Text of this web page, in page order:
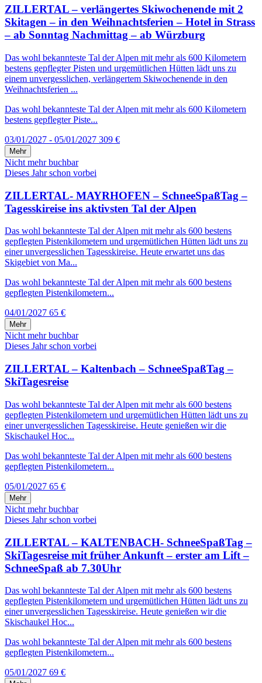
ZILLERTAL – verlängertes Skiwochenende mit 2
Skitagen – in den Weihnachtsferien – Hotel in Strass
– ab Sonntag Nachmittag – ab Würzburg
Das wohl bekannteste Tal der Alpen mit mehr als 600 Kilometern
bestens gepflegter Pisten und urgemütlichen Hütten lädt uns zu
einem unvergesslichen, verlängertem Skiwochenende in den
Weihnachtsferien ...
Das wohl bekannteste Tal der Alpen mit mehr als 600 Kilometern
bestens gepflegter Piste...
03/01/2027 - 05/01/2027 309 €
Mehr
Nicht mehr buchbar
Dieses Jahr schon vorbei
ZILLERTAL- MAYRHOFEN – SchneeSpaßTag –
Tagesskireise ins aktivsten Tal der Alpen
Das wohl bekannteste Tal der Alpen mit mehr als 600 bestens
gepflegten Pistenkilometern und urgemütlichen Hütten lädt uns zu
einer unvergesslichen Tagesskireise. Heute erwartet uns das
Skigebiet von Ma...
Das wohl bekannteste Tal der Alpen mit mehr als 600 bestens
gepflegten Pistenkilometern...
04/01/2027 65 €
Mehr
Nicht mehr buchbar
Dieses Jahr schon vorbei
ZILLERTAL – Kaltenbach – SchneeSpaßTag –
SkiTagesreise
Das wohl bekannteste Tal der Alpen mit mehr als 600 bestens
gepflegten Pistenkilometern und urgemütlichen Hütten lädt uns zu
einer unvergesslichen Tagesskireise. Heute genießen wir die
Skischaukel Hoc...
Das wohl bekannteste Tal der Alpen mit mehr als 600 bestens
gepflegten Pistenkilometern...
05/01/2027 65 €
Mehr
Nicht mehr buchbar
Dieses Jahr schon vorbei
ZILLERTAL – KALTENBACH- SchneeSpaßTag –
SkiTagesreise mit früher Ankunft – erster am Lift –
SchneeSpaß ab 7.30Uhr
Das wohl bekannteste Tal der Alpen mit mehr als 600 bestens
gepflegten Pistenkilometern und urgemütlichen Hütten lädt uns zu
einer unvergesslichen Tagesskireise. Heute genießen wir die
Skischaukel Hoc...
Das wohl bekannteste Tal der Alpen mit mehr als 600 bestens
gepflegten Pistenkilometern...
05/01/2027 69 €